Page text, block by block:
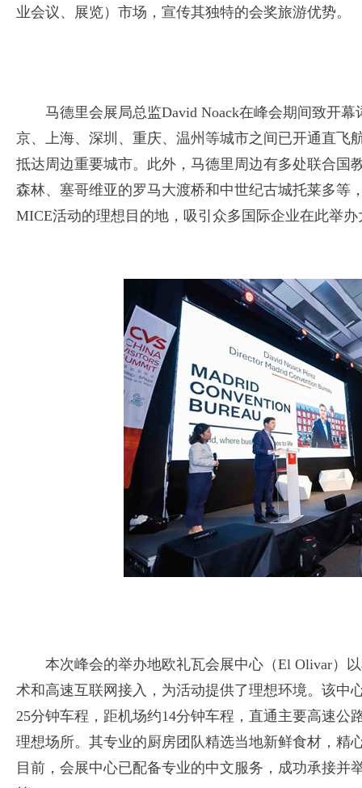
业会议、展览）市场，宣传其独特的会奖旅游优势。
马德里会展局总监David Noack在峰会期间致开
京、上海、深圳、重庆、温州等城市之间已开通直飞
抵达周边重要城市。此外，马德里周边有多处联合国
森林、塞哥维亚的罗马大渡桥和中世纪古城托莱多等
MICE活动的理想目的地，吸引众多国际企业在此举
本次峰会的举办地欧礼瓦会展中心（El Olivar）
术和高速互联网接入，为活动提供了理想环境。该中
25分钟车程，距机场约14分钟车程，直通主要高速
理想场所。其专业的厨房团队精选当地新鲜食材，精
目前，会展中心已配备专业的中文服务，成功承接并